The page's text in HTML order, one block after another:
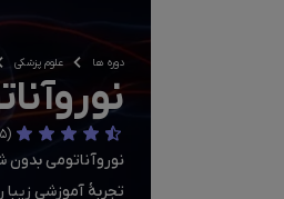
دوره ها علوم پزشکی
(155 بازخورد)
نوروآناتومی
تجربۀ آموزشی